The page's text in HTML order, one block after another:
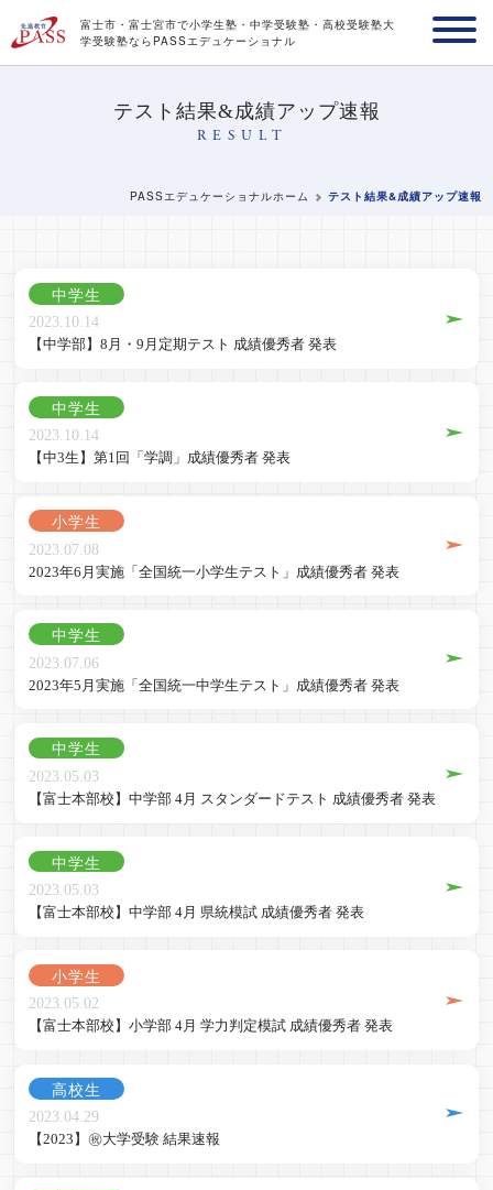
富士市・富士宮市で小学生塾・中学受験塾・高校受験塾大
学受験塾ならPASSエデュケーショナル
テスト結果&成績アップ速報
RESULT
PASSエデュケーショナルホーム テスト結果&成績アップ速報
中学生
2023.10.14
【中学部】8月・9月定期テスト 成績優秀者 発表
中学生
2023.10.14
【中3生】第1回「学調」成績優秀者 発表
小学生
2023.07.08
2023年6月実施「全国統一小学生テスト」成績優秀者 発表
中学生
2023.07.06
2023年5月実施「全国統一中学生テスト」成績優秀者 発表
中学生
2023.05.03
【富士本部校】中学部 4月 スタンダードテスト 成績優秀者 発表
中学生
2023.05.03
【富士本部校】中学部 4月 県統模試 成績優秀者 発表
小学生
2023.05.02
【富士本部校】小学部 4月 学力判定模試 成績優秀者 発表
高校生
2023.04.29
【2023】㊗️大学受験 結果速報